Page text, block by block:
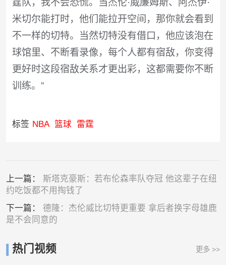
霆队，我不会恐慌。当杰伦·威廉姆斯、阿杰伊·
米切尔能打时，他们能拉开空间，那你就会看到
不一样的切特。当然切特没有借口，他应该泡在
球馆里、不断看录像，每个人都有宿敌，你变得
更好时这段宿敌关系才更出彩，这都需要你不断
训练。”
标签 NBA 篮球 雷霆
上一篇： 斯塔克豪斯：若布伦森率队夺冠 他这辈子在纽
约吃饭都不用掏钱了
下一篇： 德隆：杰伦威比切特更重要 拿后者换字母雄鹿
是不会同意的
热门视频 更多 >>